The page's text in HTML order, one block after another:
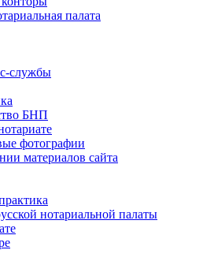
палата
службы
БНП
фотографии
материалов сайта
нотариальной палаты